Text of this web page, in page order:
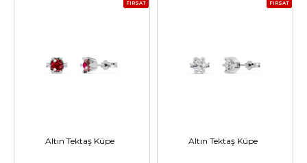
FIRSAT
Altın Tektaş Küpe
FIRSAT
Altın Tektaş Küpe